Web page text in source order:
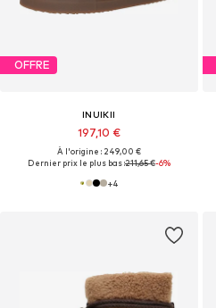
OFFRE
INUIKII
197,10 €
À l'origine : 249,00 €
Dernier prix le plus bas :211,65 €-6%
+4